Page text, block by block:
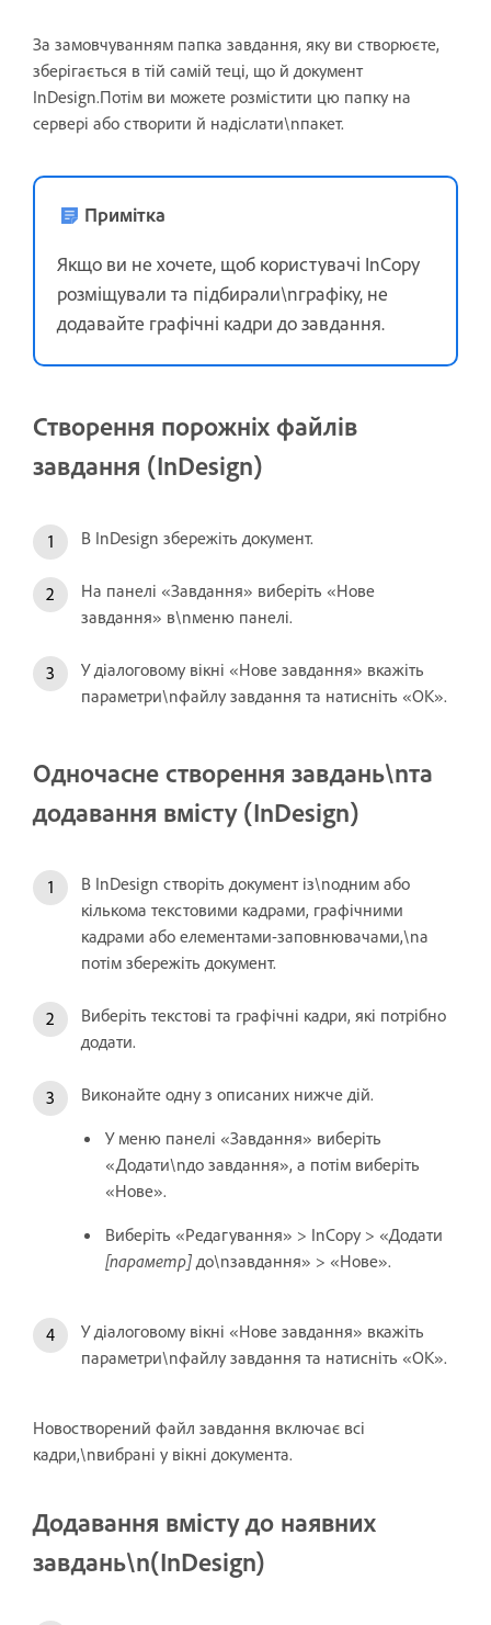
За замовчуванням папка завдання, яку ви створюєте,
зберігається в тій самій теці, що й документ
InDesign.Потім ви можете розмістити цю папку на
сервері або створити й надіслати\nпакет.
Примітка
Якщо ви не хочете, щоб користувачі InCopy
розміщували та підбирали\nграфіку, не
додавайте графічні кадри до завдання.
Створення порожніх файлів
завдання (InDesign)
В InDesign збережіть документ.
На панелі «Завдання» виберіть «Нове
завдання» в\nменю панелі.
У діалоговому вікні «Нове завдання» вкажіть
параметри\nфайлу завдання та натисніть «OK».
Одночасне створення завдань\nта
додавання вмісту (InDesign)
В InDesign створіть документ із\nодним або
кількома текстовими кадрами, графічними
кадрами або елементами-заповнювачами,\nа
потім збережіть документ.
Виберіть текстові та графічні кадри, які потрібно
додати.
Виконайте одну з описаних нижче дій.
У меню панелі «Завдання» виберіть
«Додати\nдо завдання», а потім виберіть
«Нове».
Виберіть «Редагування» > InCopy > «Додати
[параметр]до\nзавдання» > «Нове».
У діалоговому вікні «Нове завдання» вкажіть
параметри\nфайлу завдання та натисніть «OK».
Новостворений файл завдання включає всі
кадри,\nвибрані у вікні документа.
Додавання вмісту до наявних
завдань\n(InDesign)